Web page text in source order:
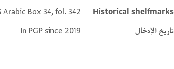
Historical shelfmarks
Arabic Box 34, fol. 342
تاريخ الإدخال
In PGP since 2019